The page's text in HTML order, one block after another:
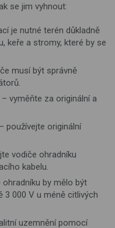
se jim vyhnout:
je nutné terén důkladně
keře a stromy, které by se
musí být správně
– vyměňte za originální a
– používejte originální
vodiče ohradníku
kabelu.
by mělo být
3 000 V u méně citlivých
uzemnění pomocí